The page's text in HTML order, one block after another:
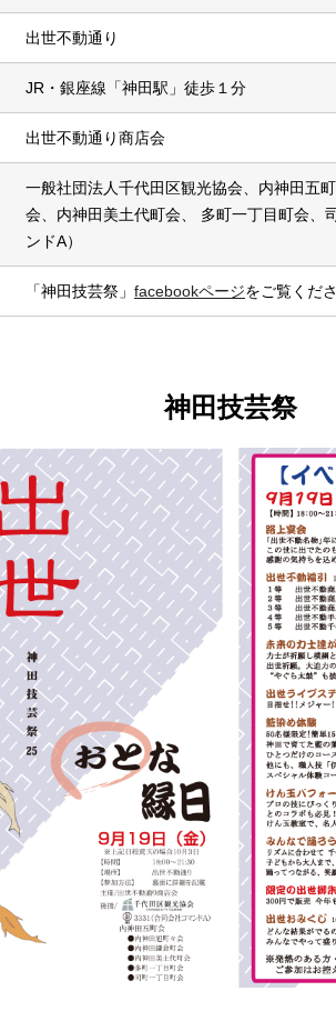
出世不動通り
JR・銀座線「神田駅」徒歩１分
出世不動通り商店会
一般社団法人千代田区観光協会、内神田五
会、内神田美土代町会、 多町一丁目町会、
ンドA）
「神田技芸祭」 facebookページをご覧くださ
神田技芸祭